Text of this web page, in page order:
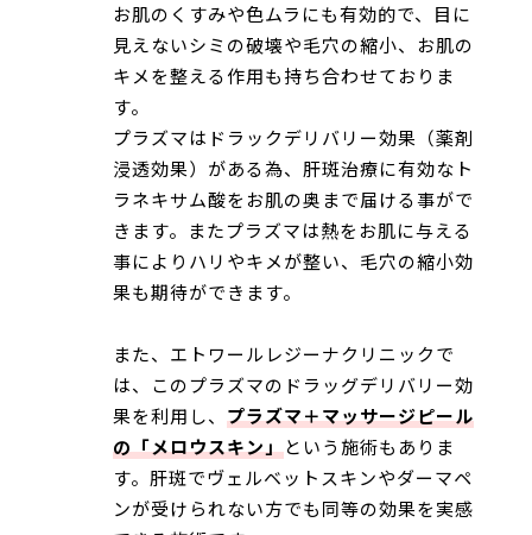
お肌のくすみや色ムラにも有効的で、目に
見えないシミの破壊や毛穴の縮小、お肌の
キメを整える作用も持ち合わせておりま
す。
プラズマはドラックデリバリー効果（薬剤
浸透効果）がある為、肝斑治療に有効なト
ラネキサム酸をお肌の奥まで届ける事がで
きます。またプラズマは熱をお肌に与える
事によりハリやキメが整い、毛穴の縮小効
果も期待ができます。
また、エトワールレジーナクリニックで
は、このプラズマのドラッグデリバリー効
果を利用し、プラズマ＋マッサージピール
の「メロウスキン」という施術もありま
す。肝斑でヴェルベットスキンやダーマペ
ンが受けられない方でも同等の効果を実感